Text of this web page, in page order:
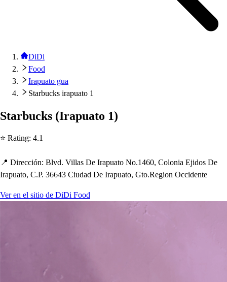
DiDi
Food
Irapuato gua
Starbucks irapuato 1
Starbucks (Irapuato 1)
⭐ Rating: 4.1
📍 Dirección: Blvd. Villas De Irapuato No.1460, Colonia Ejidos De
Irapuato, C.P. 36643 Ciudad De Irapuato, Gto.Region Occidente
Ver en el sitio de DiDi Food